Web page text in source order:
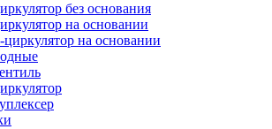
без основания
на основании
на основании